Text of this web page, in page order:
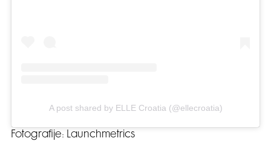
A post shared by ELLE Croatia (@ellecroatia)
Fotografije: Launchmetrics